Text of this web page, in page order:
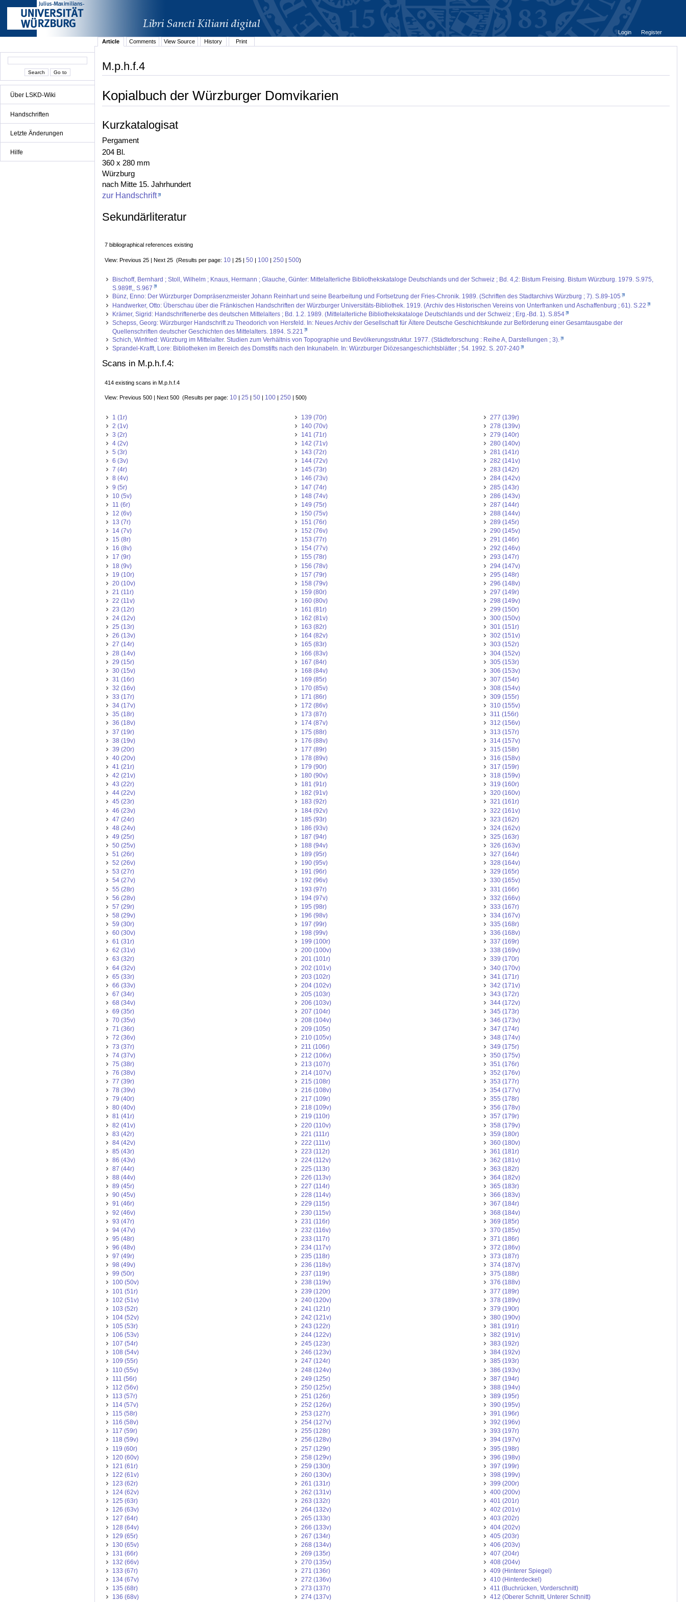
Über LSKD-Wiki
Handschriften
Letzte Änderungen
Hilfe
Login
Register
Article
Comments View Source History Print
M.p.h.f.4
Kopialbuch der Würzburger Domvikarien
Kurzkatalogisat
Pergament
204 Bl.
360 x 280 mm
Würzburg
nach Mitte 15. Jahrhundert
zur Handschrift
Sekundärliteratur
7 bibliographical references existing
View: Previous 25 | Next 25 (Results per page: 10 | 25 | 50 | 100 | 250 | 500)
Bischoff, Bernhard ; Stoll, Wilhelm ; Knaus, Hermann ; Glauche, Günter: Mittelalterliche Bibliothekskataloge Deutschlands und der Schweiz ; Bd. 4,2: Bistum Freising. Bistum Würzburg. 1979. S.975,
S.989ff,, S.967
Bünz, Enno: Der Würzburger Dompräsenzmeister Johann Reinhart und seine Bearbeitung und Fortsetzung der Fries-Chronik. 1989. (Schriften des Stadtarchivs Würzburg ; 7). S.89-105
Handwerker, Otto: Überschau über die Fränkischen Handschriften der Würzburger Universitäts-Bibliothek. 1919. (Archiv des Historischen Vereins von Unterfranken und Aschaffenburg ; 61). S.22
Krämer, Sigrid: Handschriftenerbe des deutschen Mittelalters ; Bd. 1.2. 1989. (Mittelalterliche Bibliothekskataloge Deutschlands und der Schweiz ; Erg.-Bd. 1). S.854
Schepss, Georg: Würzburger Handschrift zu Theodorich von Hersfeld. In: Neues Archiv der Gesellschaft für Ältere Deutsche Geschichtskunde zur Beförderung einer Gesamtausgabe der
Quellenschriften deutscher Geschichten des Mittelalters. 1894. S.221
Schich, Winfried: Würzburg im Mittelalter. Studien zum Verhältnis von Topographie und Bevölkerungsstruktur. 1977. (Städteforschung : Reihe A, Darstellungen ; 3).
Sprandel-Krafft, Lore: Bibliotheken im Bereich des Domstifts nach den Inkunabeln. In: Würzburger Diözesangeschichtsblätter ; 54. 1992. S. 207-240
Scans in M.p.h.f.4:
414 existing scans in M.p.h.f.4
View: Previous 500 | Next 500 (Results per page: 10 25 50 100 250 | 500)
1 (1r)
2 (1v)
3 (2r)
4 (2v)
5 (3r)
6 (3v)
7 (4r)
8 (4v)
9 (5r)
10 (5v)
11 (6r)
12 (6v)
13 (7r)
14 (7v)
15 (8r)
16 (8v)
17 (9r)
18 (9v)
19 (10r)
20 (10v)
21 (11r)
22 (11v)
23 (12r)
24 (12v)
25 (13r)
26 (13v)
27 (14r)
28 (14v)
29 (15r)
30 (15v)
31 (16r)
32 (16v)
33 (17r)
34 (17v)
35 (18r)
36 (18v)
37 (19r)
38 (19v)
39 (20r)
40 (20v)
41 (21r)
42 (21v)
43 (22r)
44 (22v)
45 (23r)
46 (23v)
47 (24r)
48 (24v)
49 (25r)
50 (25v)
51 (26r)
52 (26v)
53 (27r)
54 (27v)
55 (28r)
56 (28v)
57 (29r)
58 (29v)
59 (30r)
60 (30v)
61 (31r)
62 (31v)
63 (32r)
64 (32v)
65 (33r)
66 (33v)
67 (34r)
68 (34v)
69 (35r)
70 (35v)
71 (36r)
72 (36v)
73 (37r)
74 (37v)
75 (38r)
76 (38v)
77 (39r)
78 (39v)
79 (40r)
80 (40v)
81 (41r)
82 (41v)
83 (42r)
84 (42v)
85 (43r)
86 (43v)
87 (44r)
88 (44v)
89 (45r)
90 (45v)
91 (46r)
92 (46v)
93 (47r)
94 (47v)
95 (48r)
96 (48v)
97 (49r)
98 (49v)
99 (50r)
100 (50v)
101 (51r)
102 (51v)
103 (52r)
104 (52v)
105 (53r)
106 (53v)
107 (54r)
108 (54v)
109 (55r)
110 (55v)
111 (56r)
112 (56v)
113 (57r)
114 (57v)
115 (58r)
116 (58v)
117 (59r)
118 (59v)
119 (60r)
120 (60v)
121 (61r)
122 (61v)
123 (62r)
124 (62v)
125 (63r)
126 (63v)
127 (64r)
128 (64v)
129 (65r)
130 (65v)
131 (66r)
132 (66v)
133 (67r)
134 (67v)
135 (68r)
136 (68v)
139 (70r)
140 (70v)
141 (71r)
142 (71v)
143 (72r)
144 (72v)
145 (73r)
146 (73v)
147 (74r)
148 (74v)
149 (75r)
150 (75v)
151 (76r)
152 (76v)
153 (77r)
154 (77v)
155 (78r)
156 (78v)
157 (79r)
158 (79v)
159 (80r)
160 (80v)
161 (81r)
162 (81v)
163 (82r)
164 (82v)
165 (83r)
166 (83v)
167 (84r)
168 (84v)
169 (85r)
170 (85v)
171 (86r)
172 (86v)
173 (87r)
174 (87v)
175 (88r)
176 (88v)
177 (89r)
178 (89v)
179 (90r)
180 (90v)
181 (91r)
182 (91v)
183 (92r)
184 (92v)
185 (93r)
186 (93v)
187 (94r)
188 (94v)
189 (95r)
190 (95v)
191 (96r)
192 (96v)
193 (97r)
194 (97v)
195 (98r)
196 (98v)
197 (99r)
198 (99v)
199 (100r)
200 (100v)
201 (101r)
202 (101v)
203 (102r)
204 (102v)
205 (103r)
206 (103v)
207 (104r)
208 (104v)
209 (105r)
210 (105v)
211 (106r)
212 (106v)
213 (107r)
214 (107v)
215 (108r)
216 (108v)
217 (109r)
218 (109v)
219 (110r)
220 (110v)
221 (111r)
222 (111v)
223 (112r)
224 (112v)
225 (113r)
226 (113v)
227 (114r)
228 (114v)
229 (115r)
230 (115v)
231 (116r)
232 (116v)
233 (117r)
234 (117v)
235 (118r)
236 (118v)
237 (119r)
238 (119v)
239 (120r)
240 (120v)
241 (121r)
242 (121v)
243 (122r)
244 (122v)
245 (123r)
246 (123v)
247 (124r)
248 (124v)
249 (125r)
250 (125v)
251 (126r)
252 (126v)
253 (127r)
254 (127v)
255 (128r)
256 (128v)
257 (129r)
258 (129v)
259 (130r)
260 (130v)
261 (131r)
262 (131v)
263 (132r)
264 (132v)
265 (133r)
266 (133v)
267 (134r)
268 (134v)
269 (135r)
270 (135v)
271 (136r)
272 (136v)
273 (137r)
274 (137v)
277 (139r)
278 (139v)
279 (140r)
280 (140v)
281 (141r)
282 (141v)
283 (142r)
284 (142v)
285 (143r)
286 (143v)
287 (144r)
288 (144v)
289 (145r)
290 (145v)
291 (146r)
292 (146v)
293 (147r)
294 (147v)
295 (148r)
296 (148v)
297 (149r)
298 (149v)
299 (150r)
300 (150v)
301 (151r)
302 (151v)
303 (152r)
304 (152v)
305 (153r)
306 (153v)
307 (154r)
308 (154v)
309 (155r)
310 (155v)
311 (156r)
312 (156v)
313 (157r)
314 (157v)
315 (158r)
316 (158v)
317 (159r)
318 (159v)
319 (160r)
320 (160v)
321 (161r)
322 (161v)
323 (162r)
324 (162v)
325 (163r)
326 (163v)
327 (164r)
328 (164v)
329 (165r)
330 (165v)
331 (166r)
332 (166v)
333 (167r)
334 (167v)
335 (168r)
336 (168v)
337 (169r)
338 (169v)
339 (170r)
340 (170v)
341 (171r)
342 (171v)
343 (172r)
344 (172v)
345 (173r)
346 (173v)
347 (174r)
348 (174v)
349 (175r)
350 (175v)
351 (176r)
352 (176v)
353 (177r)
354 (177v)
355 (178r)
356 (178v)
357 (179r)
358 (179v)
359 (180r)
360 (180v)
361 (181r)
362 (181v)
363 (182r)
364 (182v)
365 (183r)
366 (183v)
367 (184r)
368 (184v)
369 (185r)
370 (185v)
371 (186r)
372 (186v)
373 (187r)
374 (187v)
375 (188r)
376 (188v)
377 (189r)
378 (189v)
379 (190r)
380 (190v)
381 (191r)
382 (191v)
383 (192r)
384 (192v)
385 (193r)
386 (193v)
387 (194r)
388 (194v)
389 (195r)
390 (195v)
391 (196r)
392 (196v)
393 (197r)
394 (197v)
395 (198r)
396 (198v)
397 (199r)
398 (199v)
399 (200r)
400 (200v)
401 (201r)
402 (201v)
403 (202r)
404 (202v)
405 (203r)
406 (203v)
407 (204r)
408 (204v)
409 (Hinterer Spiegel)
410 (Hinterdeckel)
411 (Buchrücken, Vorderschnitt)
412 (Oberer Schnitt, Unterer Schnitt)